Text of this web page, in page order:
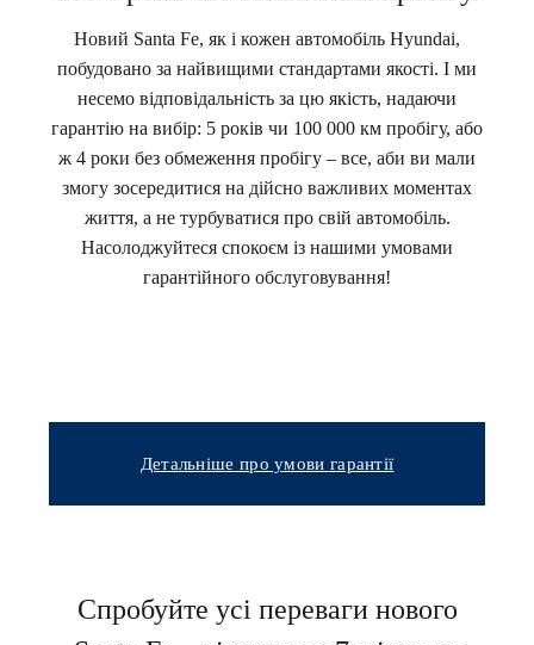
Новий Santa Fe, як і кожен автомобіль Hyundai,
побудовано за найвищими стандартами якості. І ми
несемо відповідальність за цю якість, надаючи
гарантію на вибір: 5 років чи 100 000 км пробігу, або
ж 4 роки без обмеження пробігу – все, аби ви мали
змогу зосередитися на дійсно важливих моментах
життя, а не турбуватися про свій автомобіль.
Насолоджуйтеся спокоєм із нашими умовами
гарантійного обслуговування!
Детальніше про умови гарантії
Спробуйте усі переваги нового